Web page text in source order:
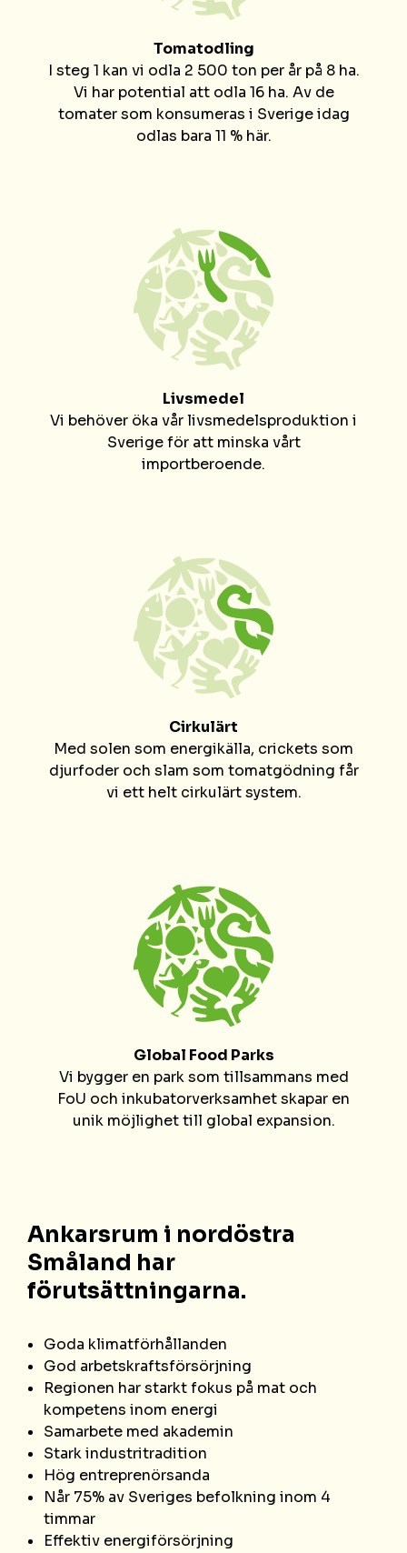
Tomatodling
I steg 1 kan vi odla 2 500 ton per år på 8 ha.
Vi har potential att odla 16 ha. Av de
tomater som konsumeras i Sverige idag
odlas bara 11 % här.
Livsmedel
Vi behöver öka vår livsmedelsproduktion i
Sverige för att minska vårt
importberoende.
Cirkulärt
Med solen som energikälla, crickets som
djurfoder och slam som tomatgödning får
vi ett helt cirkulärt system.
Global Food Parks
Vi bygger en park som tillsammans med
FoU och inkubatorverksamhet skapar en
unik möjlighet till global expansion.
Ankarsrum i nordöstra
Småland har
förutsättningarna.
Goda klimatförhållanden
God arbetskraftsförsörjning
Regionen har starkt fokus på mat och
kompetens inom energi
Samarbete med akademin
Stark industritradition
Hög entreprenörsanda
Når 75% av Sveriges befolkning inom 4
timmar
Effektiv energiförsörjning